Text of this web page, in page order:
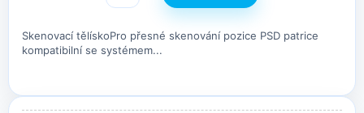
Skenovací tělískoPro přesné skenování pozice PSD patrice
kompatibilní se systémem...